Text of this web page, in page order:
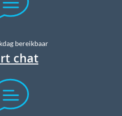
bereikbaar
chat